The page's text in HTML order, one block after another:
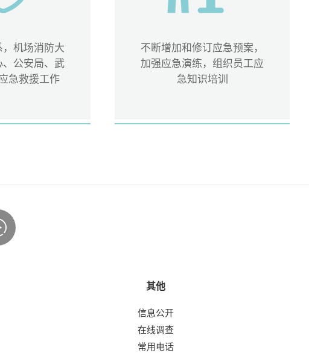
机场消防大
、公安局、武
急救援工作
不断增加和修订应急预案，
加强应急演练，组织员工应
急知识培训
其他
信息公开
在线调查
常用电话